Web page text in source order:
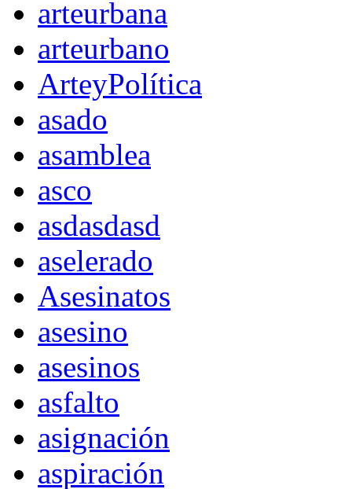
arteurbana
arteurbano
ArteyPolítica
asado
asamblea
asco
asdasdasd
aselerado
Asesinatos
asesino
asesinos
asfalto
asignación
aspiración